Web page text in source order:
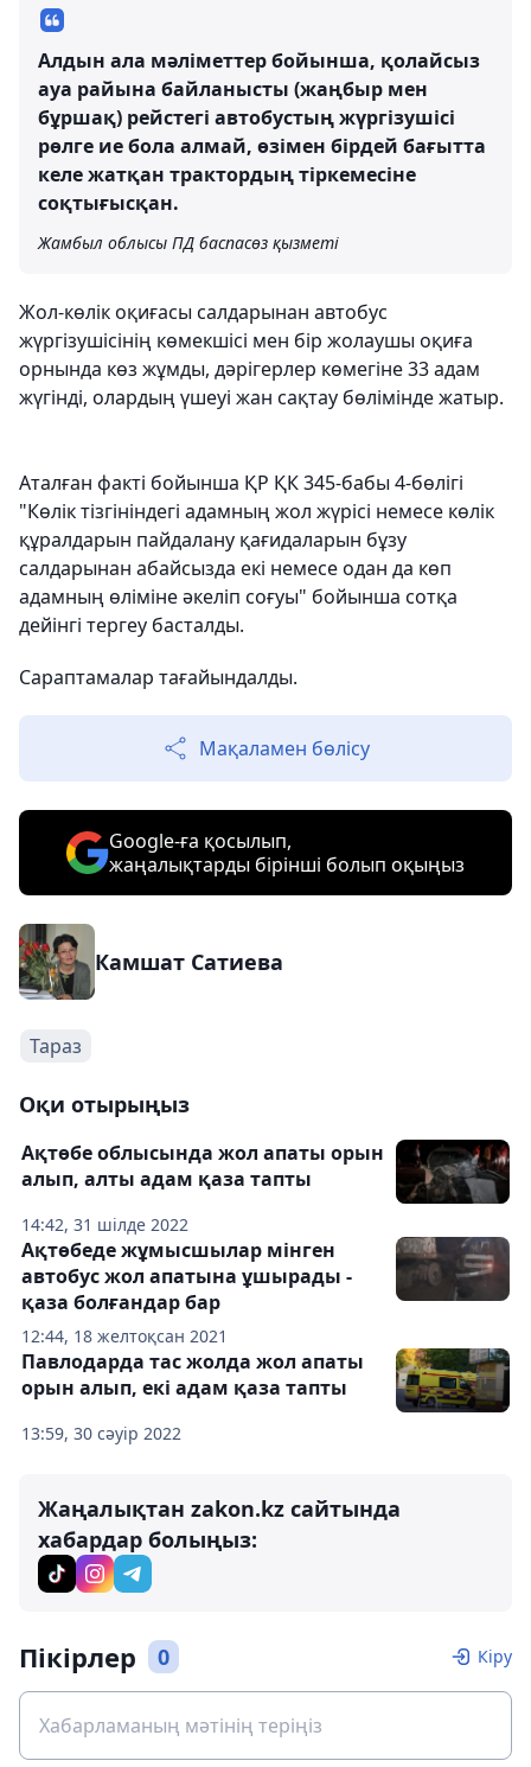
Алдын ала мәліметтер бойынша, қолайсыз
ауа райына байланысты (жаңбыр мен
бұршақ) рейстегі автобустың жүргізушісі
рөлге ие бола алмай, өзімен бірдей бағытта
келе жатқан трактордың тіркемесіне
соқтығысқан.
Жамбыл облысы ПД баспасөз қызметі
Жол-көлік оқиғасы салдарынан автобус
жүргізушісінің көмекшісі мен бір жолаушы оқиға
орнында көз жұмды, дәрігерлер көмегіне 33 адам
жүгінді, олардың үшеуі жан сақтау бөлімінде жатыр.
Аталған факті бойынша ҚР ҚК 345-бабы 4-бөлігі
"Көлік тізгініндегі адамның жол жүрісі немесе көлік
құралдарын пайдалану қағидаларын бұзу
салдарынан абайсызда екі немесе одан да көп
адамның өліміне әкеліп соғуы" бойынша сотқа
дейінгі тергеу басталды.
Сараптамалар тағайындалды.
Мақаламен бөлісу
Google-ға қосылып,
жаңалықтарды бірінші болып оқыңыз
Камшат Сатиева
Тараз
Оқи отырыңыз
14:42, 31 шілде 2022
Ақтөбе облысында жол апаты орын
алып, алты адам қаза тапты
12:44, 18 желтоқсан 2021
Ақтөбеде жұмысшылар мінген
автобус жол апатына ұшырады -
қаза болғандар бар
13:59, 30 сәуір 2022
Павлодарда тас жолда жол апаты
орын алып, екі адам қаза тапты
Жаңалықтан zakon.kz сайтында
хабардар болыңыз:
Пікірлер 0 Кіру